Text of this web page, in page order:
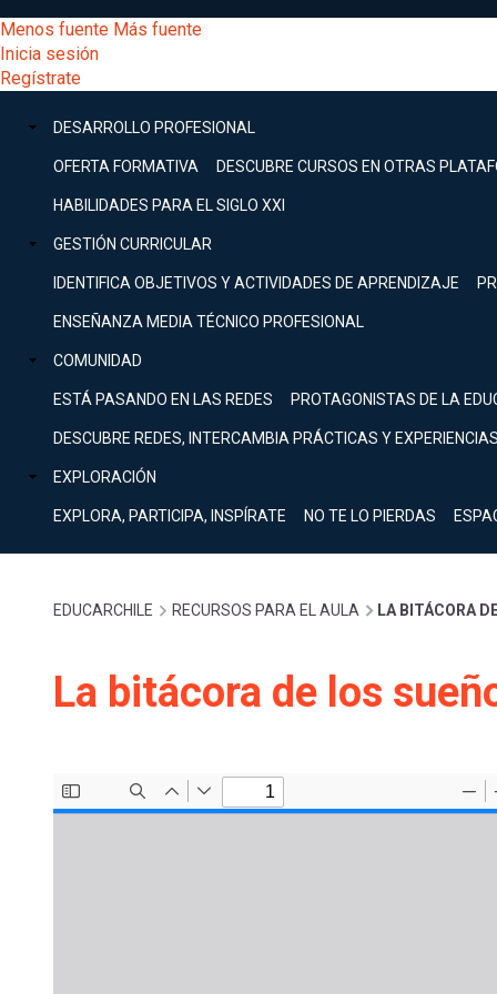
al
contenido
principal
[Educarchile
Escritorio]
Menú
entrar
mi
cuenta
Menos fuente Más fuente
Inicia sesión
Regístrate
Menú
principal
DESARROLLO PROFESIONAL
OFERTA FORMATIVA DESCUBRE CURSOS EN OTRAS
HABILIDADES PARA EL SIGLO XXI
GESTIÓN CURRICULAR
IDENTIFICA OBJETIVOS Y ACTIVIDADES DE APRENDIZAJE
ENSEÑANZA MEDIA TÉCNICO PROFESIONAL
COMUNIDAD
ESTÁ PASANDO EN LAS REDES PROTAGONISTAS DE LA
DESCUBRE REDES, INTERCAMBIA PRÁCTICAS Y EXPERIENCIAS
EXPLORACIÓN
EXPLORA, PARTICIPA, INSPÍRATE NO TE LO PIERDAS
Buscar
Menú
principal
DESARROLLO
Expand
GESTIÓN
Expand
COMUNIDAD
Expand
EXPLORACIÓN
[Educarchile
Mobile]
Menú
Inicia
Sobrescribir
enlaces
ayuda
EDUCARCHILE RECURSOS PARA EL AULA LA BITÁCORA
La bitácora de los